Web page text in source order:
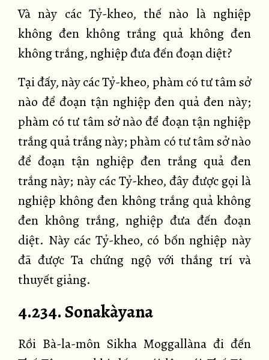
Và này các Tỷ-kheo, thế nào là nghiệp
không đen không trắng quả không đen
không trắng, nghiệp đưa đến đoạn diệt?
Tại đấy, này các Tỷ-kheo, phàm có tư tâm sở
nào để đoạn tận nghiệp đen quả đen này;
phàm có tư tâm sở nào để đoạn tận nghiệp
trắng quả trắng này; phàm có tư tâm sở nào
để đoạn tận nghiệp đen trắng quả đen
trắng này; này các Tỷ-kheo, đây được gọi là
nghiệp không đen không trắng quả không
đen không trắng, nghiệp đưa đến đoạn
diệt. Này các Tỷ-kheo, có bốn nghiệp này
đã được Ta chứng ngộ với thắng trí và
thuyết giảng.
4.234. Sonakàyana
Rồi Bà-la-môn Sikha Moggallàna đi đến